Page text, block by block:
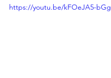
https://youtu.be/kFOeJA5-bGg